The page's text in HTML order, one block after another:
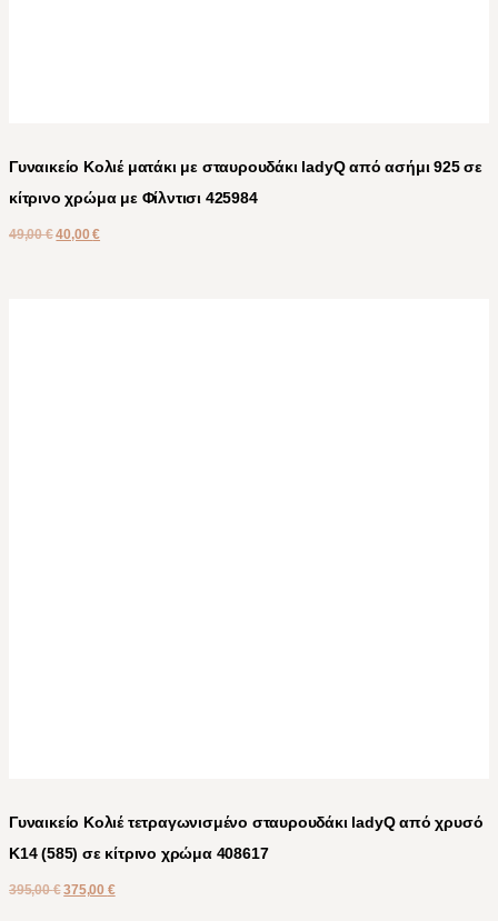
Γυναικείο Κολιέ ματάκι με σταυρουδάκι ladyQ από ασήμι 925 σε
κίτρινο χρώμα με Φίλντισι 425984
49,00€ 40,00€
Γυναικείο Κολιέ τετραγωνισμένο σταυρουδάκι ladyQ από χρυσό
Κ14 (585) σε κίτρινο χρώμα 408617
395,00€ 375,00 €